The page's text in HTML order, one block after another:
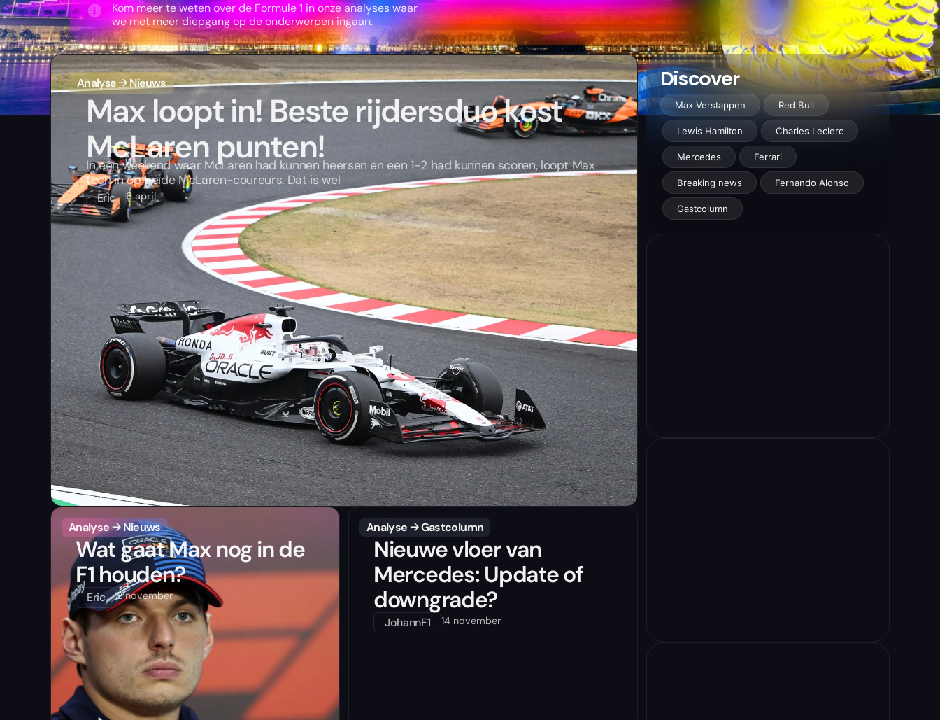
Kom meer te weten over de Formule 1 in onze analyses waar
we met meer diepgang op de onderwerpen ingaan.
Max loopt in! Beste rijdersduo kost
McLaren punten!
Eric 6 april
In een weekend waar McLaren had kunnen heersen en een 1-2 had kunnen scoren, loopt Max
toch in op beide McLaren-coureurs. Dat is wel
Analyse🡢Nieuws
Analyse🡢Nieuws
Wat gaat Max nog in de
F1 houden?
Eric 2 november
Analyse🡢Gastcolumn
Nieuwe vloer van
Mercedes: Update of
downgrade?
JohannF1 14 november
Discover
Max Verstappen Red Bull
Lewis Hamilton Charles Leclerc
Mercedes Ferrari
Breaking news Fernando Alonso
Gastcolumn